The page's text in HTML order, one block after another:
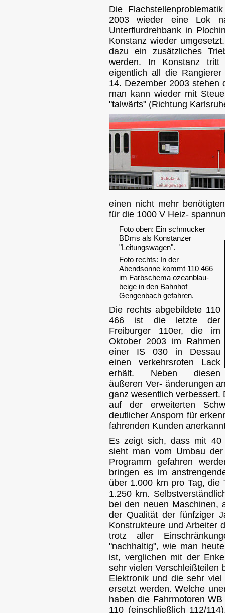
Die
2003 wieder eine Lok
Unterflurdrehbank in
Konstanz wieder
dazu ein zusätzliches
werden. In Konstanz
eigentlich all die
14. Dezember 2003 stehen
man kann wieder mit
"talwärts" (Richtung
einen nicht mehr
für die 1000 V Heiz-
Foto oben: Ein schmucker
BDms als Konstanzer
"Leitungswagen".
Foto rechts: In der
Abendsonne kommt 110 466
im Farbschema ozeanblau-
beige in den Bahnhof
Gengenbach gefahren.
Die rechts abgebildete 110
466 ist die letzte der
Freiburger 110er, die im
Oktober 2003 im Rahmen
einer IS 030 in Dessau
einen verkehrsroten Lack
erhält. Neben diesen
äußeren Ver- änderungen
ganz wesentlich verbessert.
auf der erweiterten
deutlicher Ansporn für
fahrenden Kunden
Es zeigt sich, dass mit 40
sieht man vom Umbau
Programm gefahren
bringen es im
über 1.000 km pro Tag, die
1.250 km.
bei den neuen Maschinen,
der Qualität der fünfziger
Konstrukteure und Arbeiter
trotz aller
"nachhaltig", wie man
ist, verglichen mit der
sehr vielen Verschleißteilen
Elektronik und die sehr
ersetzt werden. Welche
haben die Fahrmotoren
110 (einschließlich 112/